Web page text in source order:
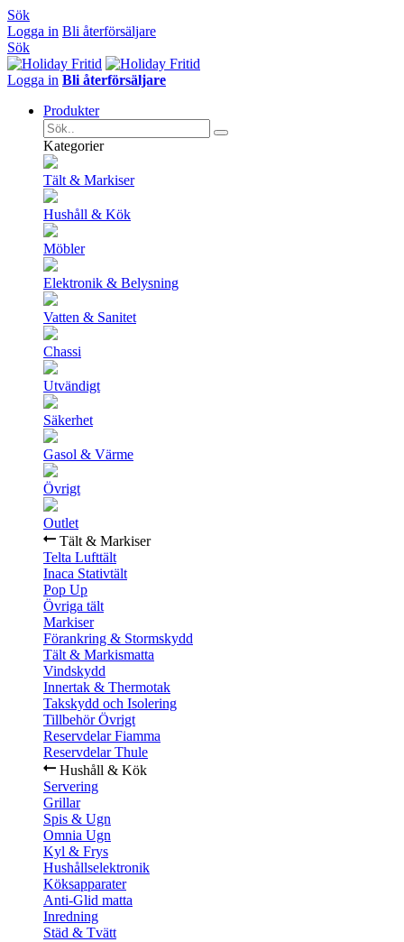
Sök
Logga in Bli återförsäljare
Sök
Logga in Bli återförsäljare
Produkter
Kategorier
Tält & Markiser
Hushåll & Kök
Möbler
Elektronik & Belysning
Vatten & Sanitet
Chassi
Utvändigt
Säkerhet
Gasol & Värme
Övrigt
Outlet
Tält & Markiser
Telta Lufttält
Inaca Stativtält
Pop Up
Övriga tält
Markiser
Förankring & Stormskydd
Tält & Markismatta
Vindskydd
Innertak & Thermotak
Takskydd och Isolering
Tillbehör Övrigt
Reservdelar Fiamma
Reservdelar Thule
Hushåll & Kök
Servering
Grillar
Spis & Ugn
Omnia Ugn
Kyl & Frys
Hushållselektronik
Köksapparater
Anti-Glid matta
Inredning
Städ & Tvätt